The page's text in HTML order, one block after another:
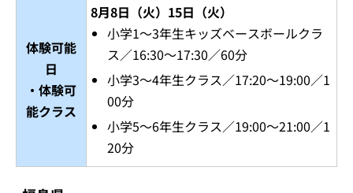
体験可能
日
・体験可
能クラス
8月8日（火）15日（火）
小学1～3年生キッズベースボールクラ
ス／16:30～17:30／60分
小学3～4年生クラス／17:20～19:00／1
00分
小学5～6年生クラス／19:00～21:00／1
20分